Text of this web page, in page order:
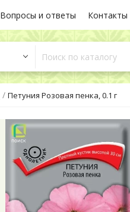
Вопросы и ответы Контакты
/ Петуния Розовая пенка, 0.1 г